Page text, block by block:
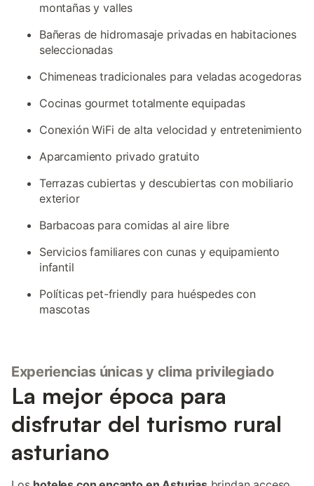
montañas y valles
Bañeras de hidromasaje privadas en habitaciones
seleccionadas
Chimeneas tradicionales para veladas acogedoras
Cocinas gourmet totalmente equipadas
Conexión WiFi de alta velocidad y entretenimiento
Aparcamiento privado gratuito
Terrazas cubiertas y descubiertas con mobiliario
exterior
Barbacoas para comidas al aire libre
Servicios familiares con cunas y equipamiento
infantil
Políticas pet-friendly para huéspedes con
mascotas
Experiencias únicas y clima privilegiado
La mejor época para
disfrutar del turismo rural
asturiano